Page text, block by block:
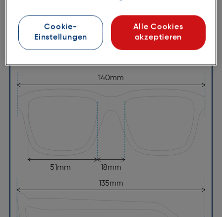
Glasbreite:51mm
Bügellänge: 135mm
140mm
18mm
51mm
135mm
Cookie-
Einstellungen
Alle Cookies
akzeptieren